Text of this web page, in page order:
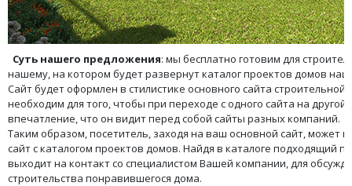
Суть нашего предложения: мы бесплатно готовим для
нашему, на котором будет развернут каталог проектов домов
Сайт будет оформлен в стилистике основного сайта
необходим для того, чтобы при переходе с одного сайта на
впечатление, что он видит перед собой сайты разных компаний.
Таким образом, посетитель, заходя на ваш основной сайт, может
сайт с каталогом проектов домов. Найдя в каталоге подходящий
выходит на контакт со специалистом Вашей компании, для
строительства понравившегося дома.